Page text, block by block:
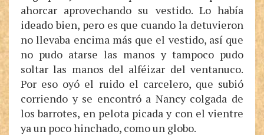
ahorcar aprovechando su vestido. Lo había
ideado bien, pero es que cuando la detuvieron
no llevaba encima más que el vestido, así que
no pudo atarse las manos y tampoco pudo
soltar las manos del alféizar del ventanuco.
Por eso oyó el ruido el carcelero, que subió
corriendo y se encontró a Nancy colgada de
los barrotes, en pelota picada y con el vientre
ya un poco hinchado, como un globo.